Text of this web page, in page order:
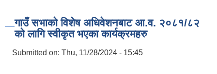
गाउँ सभाको विशेष अधिवेशनबाट आ.व. २०८१/८२
को लागि स्वीकृत भएका कार्यक्रमहरु
Submitted on: Thu, 11/28/2024 - 15:45